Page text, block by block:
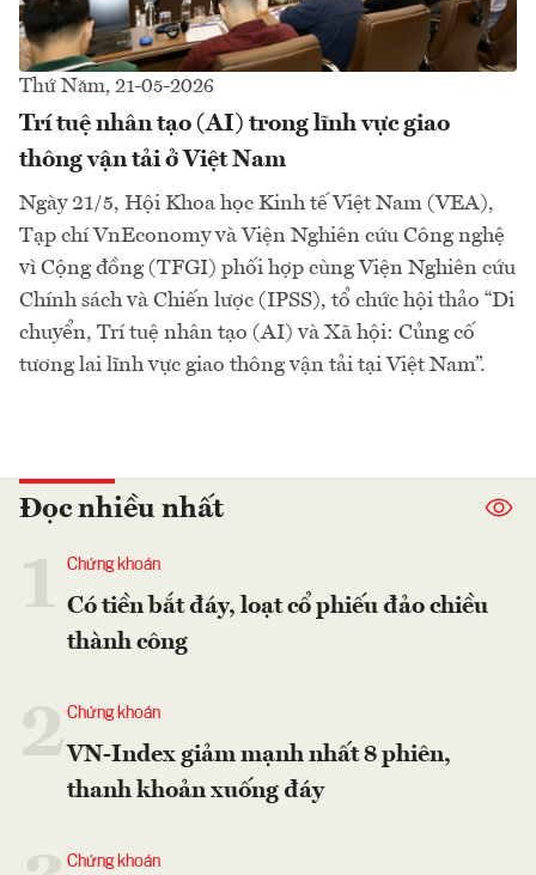
Thứ Năm, 21-05-2026
Trí tuệ nhân tạo (AI) trong lĩnh vực giao
thông vận tải ở Việt Nam
Ngày 21/5, Hội Khoa học Kinh tế Việt Nam (VEA),
Tạp chí VnEconomy và Viện Nghiên cứu Công nghệ
vì Cộng đồng (TFGI) phối hợp cùng Viện Nghiên cứu
Chính sách và Chiến lược (IPSS), tổ chức hội thảo “Di
chuyển, Trí tuệ nhân tạo (AI) và Xã hội: Củng cố
tương lai lĩnh vực giao thông vận tải tại Việt Nam”.
Đọc nhiều nhất
Chứng khoán
Có tiền bắt đáy, loạt cổ phiếu đảo chiều
thành công
2Chứng khoán
VN-Index giảm mạnh nhất 8 phiên,
thanh khoản xuống đáy
Chứng khoán